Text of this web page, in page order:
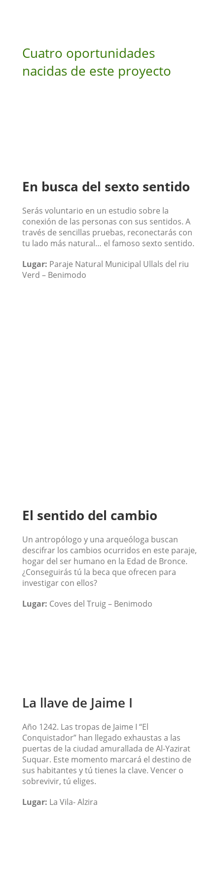
Cuatro oportunidades
nacidas de este proyecto
En busca del sexto sentido
Serás voluntario en un estudio sobre la
conexión de las personas con sus sentidos. A
través de sencillas pruebas, reconectarás con
tu lado más natural… el famoso sexto sentido.
Lugar: Paraje Natural Municipal Ullals del riu
Verd – Benimodo
El sentido del cambio
Un antropólogo y una arqueóloga buscan
descifrar los cambios ocurridos en este paraje,
hogar del ser humano en la Edad de Bronce.
¿Conseguirás tú la beca que ofrecen para
investigar con ellos?
Lugar: Coves del Truig – Benimodo
La llave de Jaime I
Año 1242. Las tropas de Jaime I “El
Conquistador” han llegado exhaustas a las
puertas de la ciudad amurallada de Al-Yazirat
Suquar. Este momento marcará el destino de
sus habitantes y tú tienes la clave. Vencer o
sobrevivir, tú eliges.
Lugar: La Vila- Alzira